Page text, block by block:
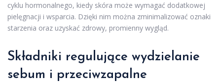
cyklu hormonalnego, kiedy skóra może wymagać dodatkowej
pielęgnacji i wsparcia. Dzięki nim można zminimalizować oznaki
starzenia oraz uzyskać zdrowy, promienny wygląd.
Składniki regulujące wydzielanie
sebum i przeciwzapalne